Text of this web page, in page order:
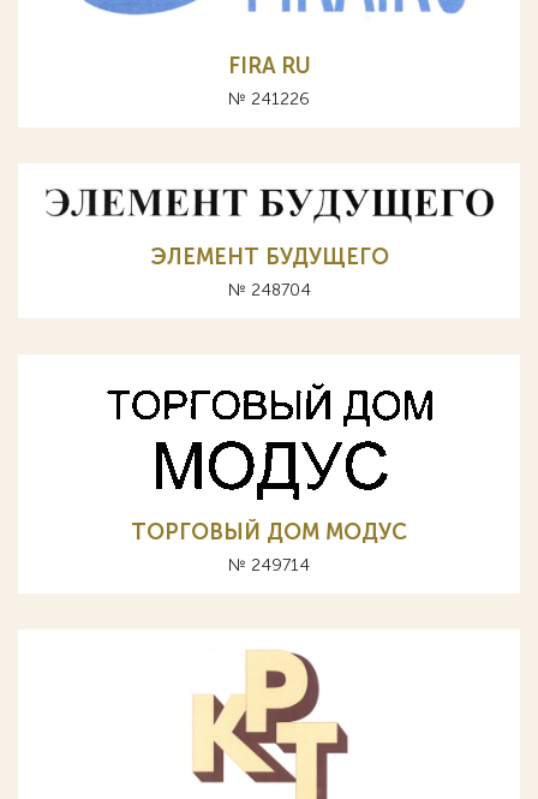
FIRA RU
№ 241226
ЭЛЕМЕНТ БУДУЩЕГО
№ 248704
ТОРГОВЫЙ ДОМ МОДУС
№ 249714